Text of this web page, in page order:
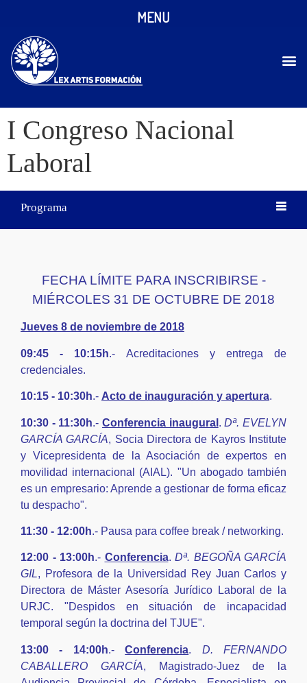
I Congreso Nacional
Laboral
Programa
FECHA LÍMITE PARA INSCRIBIRSE -
MIÉRCOLES 31 DE OCTUBRE DE 2018
Jueves 8 de noviembre de 2018
09:45 - 10:15h.- Acreditaciones y entrega de
credenciales.
10:15 - 10:30h.- Acto de inauguración y apertura.
10:30 - 11:30h.-Conferencia inaugural .Dª. EVELYN
GARCÍA GARCÍA, Socia Directora de Kayros Institute
y Vicepresidenta de la Asociación de expertos en
movilidad internacional (AIAL). "Un abogado también
es un empresario: Aprende a gestionar de forma eficaz
tu despacho".
11:30 - 12:00h.- Pausa para coffee break / networking.
12:00 - 13:00h.- Conferencia. Dª. BEGOÑA GARCÍA
GIL, Profesora de la Universidad Rey Juan Carlos y
Directora de Máster Asesoría Jurídico Laboral de la
URJC. "Despidos en situación de incapacidad
temporal según la doctrina del TJUE".
13:00 - 14:00h.-Conferencia. D. FERNANDO
CABALLERO GARCÍA, Magistrado-Juez de la
MENU